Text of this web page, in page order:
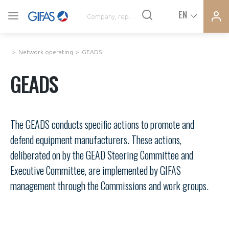
EN
AGENDA
PRESS RELEASES
Network operating GEADS
GEADS
The GEADS conducts specific actions to promote and
defend equipment manufacturers. These actions,
deliberated on by the GEAD Steering Committee and
Executive Committee, are implemented by GIFAS
management through the Commissions and work groups.
VOUS ÊTES ADHÉRENTS
CONNEXION
DEMANDE D’ADHÉSION
Avez-vous un statut de droit français ?